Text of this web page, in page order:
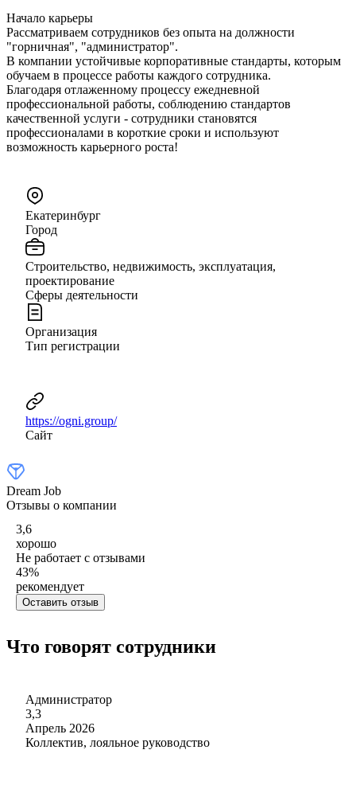
Начало карьеры
Рассматриваем сотрудников без опыта на должности
"горничная", "администратор".
В компании устойчивые корпоративные стандарты, которым
обучаем в процессе работы каждого сотрудника.
Благодаря отлаженному процессу ежедневной
профессиональной работы, соблюдению стандартов
качественной услуги - сотрудники становятся
профессионалами в короткие сроки и используют
возможность карьерного роста!
Екатеринбург
Город
Строительство, недвижимость, эксплуатация,
проектирование
Сферы деятельности
Организация
Тип регистрации
https://ogni.group/
Сайт
Dream Job
Отзывы о компании
3,6
хорошо
Не работает с отзывами
43%
рекомендует
Оставить отзыв
Что говорят сотрудники
Администратор
3,3
Апрель 2026
Коллектив, лояльное руководство